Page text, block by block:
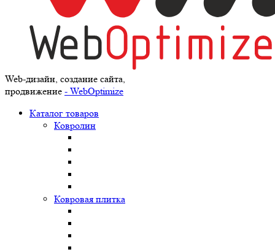
Web-дизайн, создание сайта,
продвижение - WebOptimize
Каталог товаров
Ковролин
Ковровая плитка